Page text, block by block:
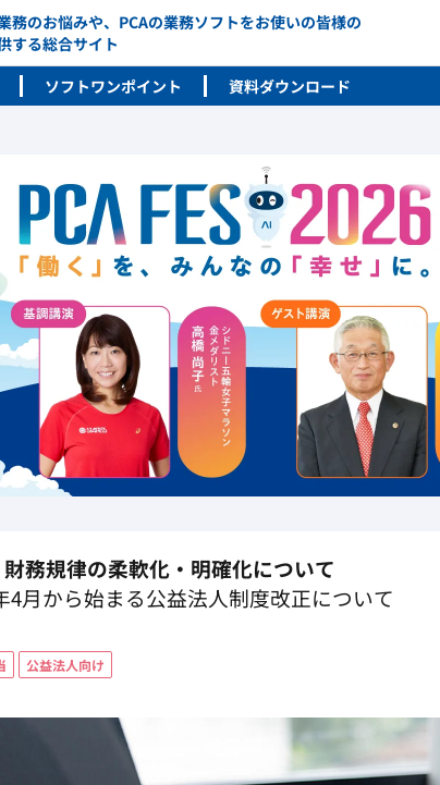
務のお悩みや、PCAの業務ソフトをお使いの皆様の
する総合サイト
ソフトワンポイント 資料ダウンロード
務規律の柔軟化・明確化について
4月から始まる公益法人制度改正について
公益法人向け